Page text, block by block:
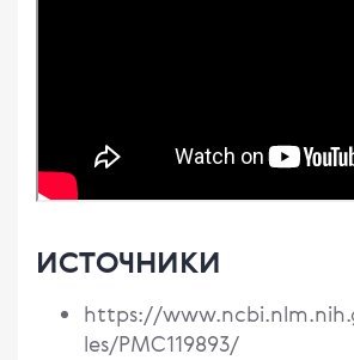
ИСТОЧНИКИ
https://
les/PMC119893/